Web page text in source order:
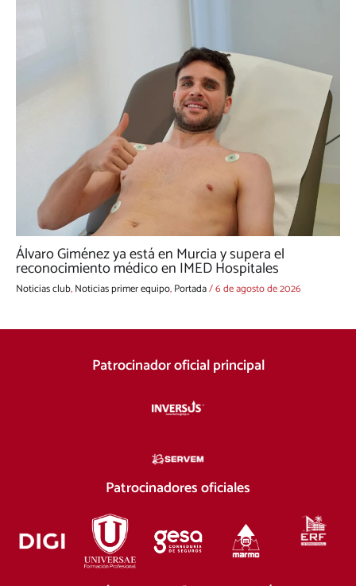
Álvaro Giménez ya está en Murcia y supera el
reconocimiento médico en IMED Hospitales
Noticias club,Noticias primer equipo,Portada/6 de agosto de 2026
Patrocinador oficial principal
Patrocinadores oficiales